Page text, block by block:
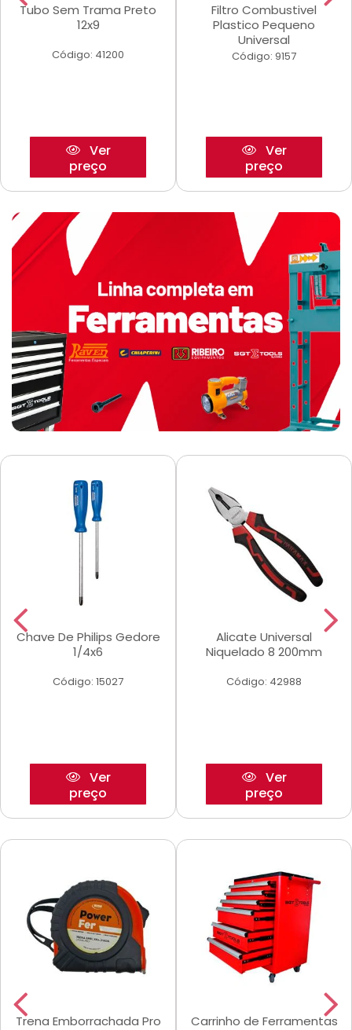
Tubo Sem Trama Preto
12x9
Código: 41200
Ver
preço
Filtro Combustivel
Plastico Pequeno
Universal
Código: 9157
Ver
preço
Chave De Philips Gedore
1/4x6
Código: 15027
Ver
preço
Alicate Universal
Niquelado 8 200mm
Código: 42988
Ver
preço
Trena Emborrachada Pro
Carrinho de Ferramentas